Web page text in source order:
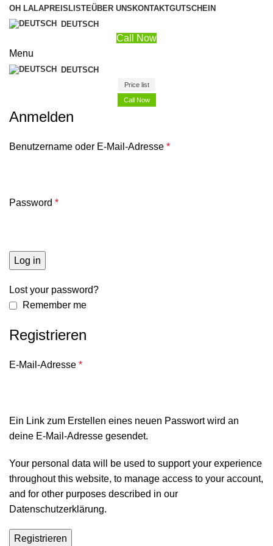
OH LALAPREISLISTEÜBER UNS KONTAKTGUTSCHEIN
DEUTSCH
Call Now
Menu
DEUTSCH
Price list
Call Now
Anmelden
Benutzername oder E-Mail-Adresse *
Password *
Log in
Lost your password?
Remember me
Registrieren
E-Mail-Adresse *
Ein Link zum Erstellen eines neuen Passwort wird an
deine E-Mail-Adresse gesendet.
Your personal data will be used to support your experience
throughout this website, to manage access to your account,
and for other purposes described in our
Datenschutzerklärung.
Registrieren